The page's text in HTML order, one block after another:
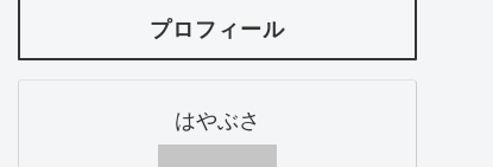
プロフィール
はやぶさ